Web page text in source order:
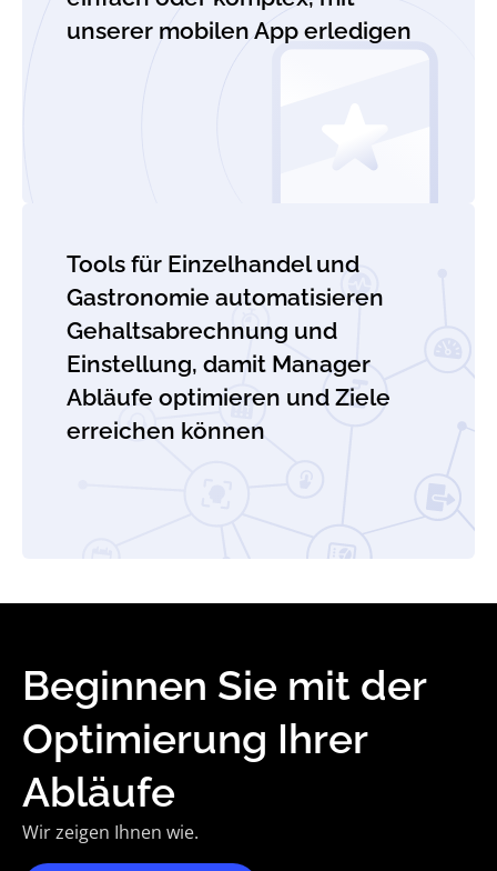
unserer mobilen App erledigen
Tools für Einzelhandel und
Gastronomie automatisieren
Gehaltsabrechnung und
Einstellung, damit Manager
Abläufe optimieren und Ziele
erreichen können
Beginnen Sie mit der
Optimierung Ihrer
Abläufe
Wir zeigen Ihnen wie.